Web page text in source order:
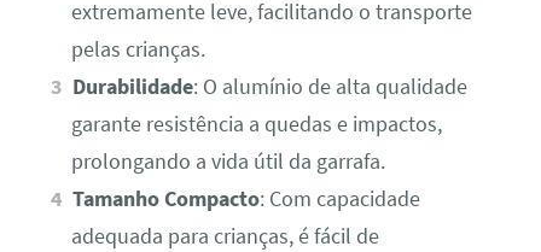
extremamente leve, facilitando o transporte
pelas crianças.
Durabilidade: O alumínio de alta qualidade
garante resistência a quedas e impactos,
prolongando a vida útil da garrafa.
Tamanho Compacto: Com capacidade
adequada para crianças, é fácil de